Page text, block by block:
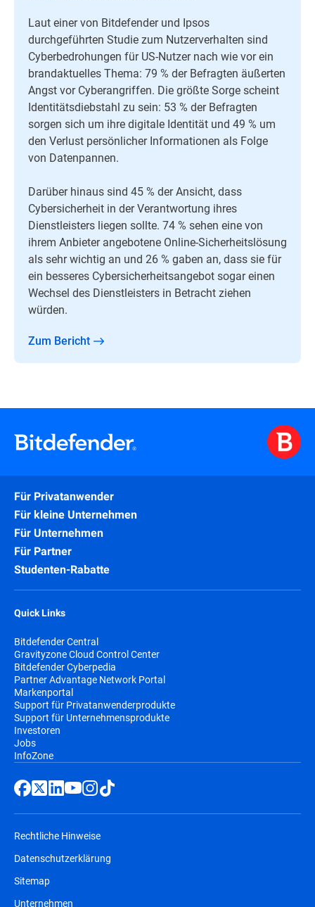
Laut einer von Bitdefender und Ipsos
durchgeführten Studie zum Nutzerverhalten sind
Cyberbedrohungen für US-Nutzer nach wie vor ein
brandaktuelles Thema: 79 % der Befragten äußerten
Angst vor Cyberangriffen. Die größte Sorge scheint
Identitätsdiebstahl zu sein: 53 % der Befragten
sorgen sich um ihre digitale Identität und 49 % um
den Verlust persönlicher Informationen als Folge
von Datenpannen.
Darüber hinaus sind 45 % der Ansicht, dass
Cybersicherheit in der Verantwortung ihres
Dienstleisters liegen sollte. 74 % sehen eine von
ihrem Anbieter angebotene Online-Sicherheitslösung
als sehr wichtig an und 26 % gaben an, dass sie für
ein besseres Cybersicherheitsangebot sogar einen
Wechsel des Dienstleisters in Betracht ziehen
würden.
Zum Bericht
Für Privatanwender
Für kleine Unternehmen
Für Unternehmen
Für Partner
Studenten-Rabatte
Quick Links
Bitdefender Central
Gravityzone Cloud Control Center
Bitdefender Cyberpedia
Partner Advantage Network Portal
Markenportal
Support für Privatanwenderprodukte
Support für Unternehmensprodukte
Investoren
Jobs
InfoZone
Rechtliche Hinweise
Datenschutzerklärung
Sitemap
Unternehmen